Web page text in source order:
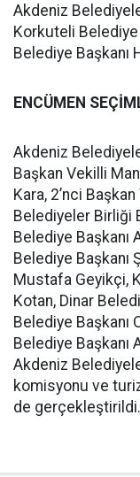
Akdeniz
Korkuteli Belediye
Belediye Başkanı
ENCÜMEN
Akdeniz
Başkan Vekilli
Kara, 2’nci
Belediyeler Birliği
Belediye Başkanı
Belediye Başkanı
Mustafa Geyikçi,
Kotan, Dinar
Belediye Başkanı
Belediye Başkanı
Akdeniz
komisyonu ve
de gerçekleştirildi.